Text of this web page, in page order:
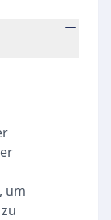
um